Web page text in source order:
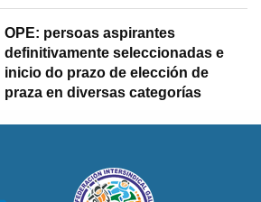
OPE: persoas aspirantes
definitivamente seleccionadas e
inicio do prazo de elección de
praza en diversas categorías